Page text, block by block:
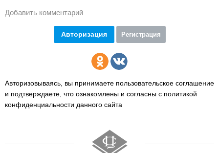
Добавить комментарий
Авторизация Регистрация
Авторизовываясь, вы принимаете пользовательское соглашение
и подтверждаете, что ознакомлены и согласны с политикой
конфиденциальности данного сайта